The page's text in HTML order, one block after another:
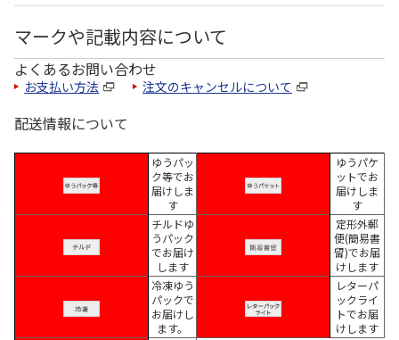
マークや記載内容について
よくあるお問い合わせ
お支払い方法 注文のキャンセルについて
配送情報について
ゆうパッ
ク等でお
届けしま
す
ゆうパケ
ットでお
届けしま
す
チルドゆ
うパック
でお届け
します
定形外郵
便(簡易書
留)でお届
けします
冷凍ゆう
パックで
お届けし
ます。
レターパ
ックライ
トでお届
けします